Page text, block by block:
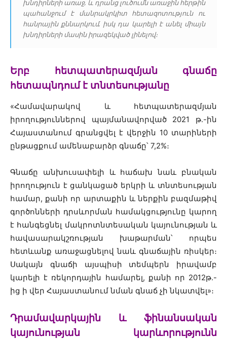
խնդիրների առաջ, և դրանց լուծումն առաջին հերթին
պահանջում է մանրակրկիտ հետազոտություն ու
հանրային քննարկում, իսկ դա կարելի է անել միայն
խնդիրների մասին իրազեկված լինելով։
Երբ հետպատերազմյան գնաճը
հետապնդում է տնտեսությանը
«Համավարակով և հետպատերազմյան
իրողություններով պայմանավորված 2021 թ․-ին
Հայաստանում գրանցվել է վերջին 10 տարիների
ընթացքում ամենաբարձր գնաճը՝ 7,2%։
Գնաճը անխուսափելի և հաճախ նաև բնական
իրողություն է ցանկացած երկրի և տնտեսության
համար, քանի որ արտաքին և ներքին բազմաթիվ
գործոնների դրսևորման համակցությունը կարող
է հանգեցնել մակրոտնտեսական կայունության և
հավասարակշռության խաթարման՝ որպես
հետևանք առաջացնելով նաև գնաճային ռիսկեր։
Սակայն գնաճի այսպիսի տեմպերն իրավամբ
կարելի է ռեկորդային համարել, քանի որ 2012թ.-
ից ի վեր Հայաստանում նման գնաճ չի նկատվել»։
Դրամավարկային և ֆինանսական
կայունության կարևորությունն